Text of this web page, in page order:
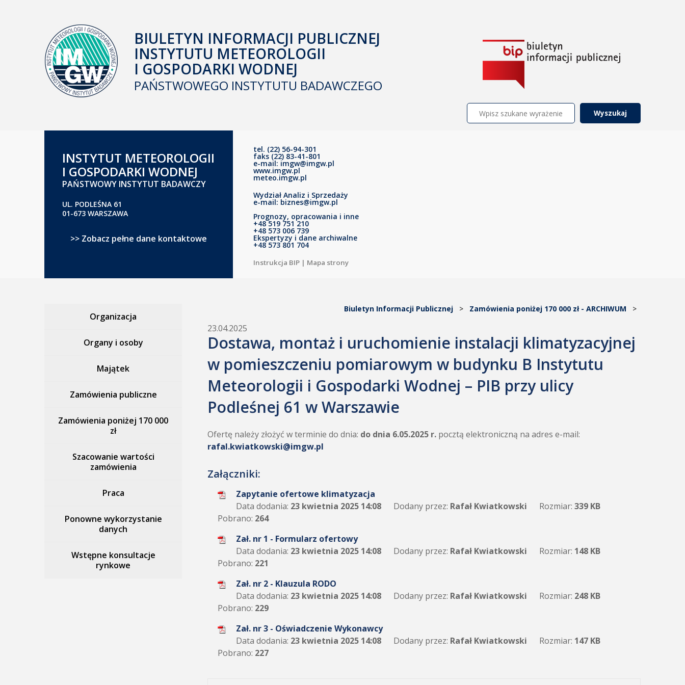
BIULETYN INFORMACJI PUBLICZNEJ
INSTYTUTU METEOROLOGII
I GOSPODARKI WODNEJ
PAŃSTWOWEGO INSTYTUTU BADAWCZEGO
Szukaj:
INSTYTUT METEOROLOGII
I GOSPODARKI WODNEJ
PAŃSTWOWY INSTYTUT BADAWCZY
UL. PODLEŚNA 61
01-673 WARSZAWA
>> Zobacz pełne dane kontaktowe
tel. (22) 56-94-301
faks (22) 83-41-801
e-mail: imgw@imgw.pl
www.imgw.pl
meteo.imgw.pl
Wydział Analiz i Sprzedaży
e-mail: biznes@imgw.pl
Prognozy, opracowania i inne
+48 519 751 210
+48 573 006 739
Ekspertyzy i dane archiwalne
+48 573 801 704
Instrukcja BIP | Mapa strony
Organizacja
Organy i osoby
Majątek
Zamówienia publiczne
Zamówienia poniżej 170 000
zł
Szacowanie wartości
zamówienia
Praca
Ponowne wykorzystanie
danych
Wstępne konsultacje
rynkowe
Biuletyn Informacji Publicznej > Zamówienia poniżej 170 000 zł - ARCHIWUM >
23.04.2025
Dostawa, montaż i uruchomienie instalacji klimatyzacyjnej
w pomieszczeniu pomiarowym w budynku B Instytutu
Meteorologii i Gospodarki Wodnej – PIB przy ulicy
Podleśnej 61 w Warszawie
Ofertę należy złożyć w terminie do dnia: do dnia 6.05.2025 r. pocztą elektroniczną na adres e-mail:
rafal.kwiatkowski@imgw.pl
Załączniki:
Zapytanie ofertowe klimatyzacja
Data dodania: 23 kwietnia 2025 14:08 Dodany przez: Rafał Kwiatkowski Rozmiar: 339 KB
Pobrano: 264
Zał. nr 1 - Formularz ofertowy
Data dodania: 23 kwietnia 2025 14:08 Dodany przez: Rafał Kwiatkowski Rozmiar: 148 KB
Pobrano: 221
Zał. nr 2 - Klauzula RODO
Data dodania: 23 kwietnia 2025 14:08 Dodany przez: Rafał Kwiatkowski Rozmiar: 248 KB
Pobrano: 229
Zał. nr 3 - Oświadczenie Wykonawcy
Data dodania: 23 kwietnia 2025 14:08 Dodany przez: Rafał Kwiatkowski Rozmiar: 147 KB
Pobrano: 227